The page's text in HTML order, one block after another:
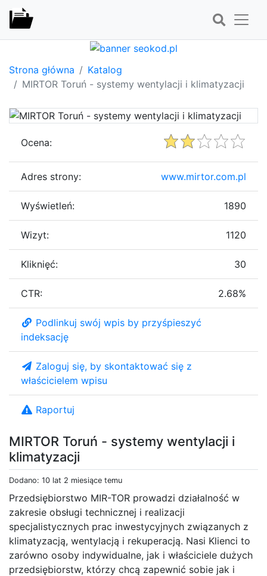
Strona główna
Katalog
MIRTOR Toruń - systemy wentylacji i klimatyzacji
MIRTOR Toruń - systemy wentylacji i
klimatyzacji
Dodano: 10 lat 2 miesiące temu
Przedsiębiorstwo MIR-TOR prowadzi działalność w
zakresie obsługi technicznej i realizacji
specjalistycznych prac inwestycyjnych związanych z
klimatyzacją, wentylacją i rekuperacją. Nasi Klienci to
zarówno osoby indywidualne, jak i właściciele dużych
przedsiębiorstw, którzy chcą zapewnić sobie jak i
Ocena:
Adres strony: www.mirtor.com.pl
Wyświetleń: 1890
Wizyt: 1120
Kliknięć: 30
CTR: 2.68%
Podlinkuj swój wpis by przyśpieszyć
indeksację
Zaloguj się, by skontaktować się z
właścicielem wpisu
Raportuj